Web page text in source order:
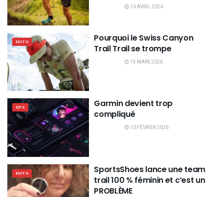
10 AVRIL 2026
EDITO
Pourquoi le Swiss Canyon
Trail Trail se trompe
15 MARS 2026
GPS
Garmin devient trop
compliqué
10 FÉVRIER 2026
EDITO
SportsShoes lance une team
trail 100 % féminin et c’est un
PROBLÈME